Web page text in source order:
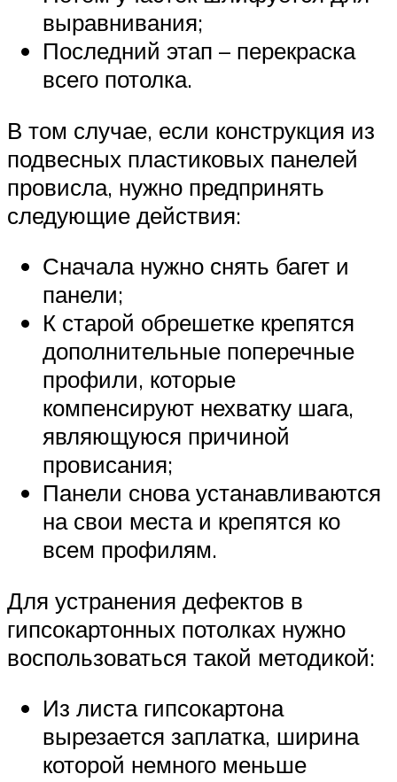
выравнивания;
Последний этап – перекраска
всего потолка.
В том случае, если конструкция из
подвесных пластиковых панелей
провисла, нужно предпринять
следующие действия:
Сначала нужно снять багет и
панели;
К старой обрешетке крепятся
дополнительные поперечные
профили, которые
компенсируют нехватку шага,
являющуюся причиной
провисания;
Панели снова устанавливаются
на свои места и крепятся ко
всем профилям.
Для устранения дефектов в
гипсокартонных потолках нужно
воспользоваться такой методикой:
Из листа гипсокартона
вырезается заплатка, ширина
которой немного меньше